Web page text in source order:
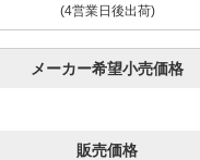
(4営業日後出荷)
メーカー希望小売価格
販売価格